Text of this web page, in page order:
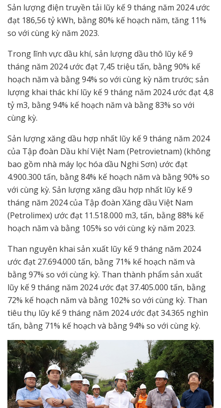
Sản lượng điện truyền tải lũy kế 9 tháng năm 2024 ước
đạt 186,56 tỷ kWh, bằng 80% kế hoạch năm, tăng 11%
so với cùng kỳ năm 2023.
Trong lĩnh vực dầu khí, sản lượng dầu thô lũy kế 9
tháng năm 2024 ước đạt 7,45 triệu tấn, bằng 90% kế
hoạch năm và bằng 94% so với cùng kỳ năm trước; sản
lượng khai thác khí lũy kế 9 tháng năm 2024 ước đạt 4,8
tỷ m3, bằng 94% kế hoạch năm và bằng 83% so với
cùng kỳ.
Sản lượng xăng dầu hợp nhất lũy kế 9 tháng năm 2024
của Tập đoàn Dầu khí Việt Nam (Petrovietnam) (không
bao gồm nhà máy lọc hóa dầu Nghi Sơn) ước đạt
4.900.300 tấn, bằng 84% kế hoạch năm và bằng 90% so
với cùng kỳ. Sản lượng xăng dầu hợp nhất lũy kế 9
tháng năm 2024 của Tập đoàn Xăng dầu Việt Nam
(Petrolimex) ước đạt 11.518.000 m3, tấn, bằng 88% kế
hoạch năm và bằng 105% so với cùng kỳ năm 2023.
Than nguyên khai sản xuất lũy kế 9 tháng năm 2024
ước đạt 27.694.000 tấn, bằng 71% kế hoạch năm và
bằng 97% so với cùng kỳ. Than thành phẩm sản xuất
lũy kế 9 tháng năm 2024 ước đạt 37.405.000 tấn, bằng
72% kế hoạch năm và bằng 102% so với cùng kỳ. Than
tiêu thụ lũy kế 9 tháng năm 2024 ước đạt 34.365 nghìn
tấn, bằng 71% kế hoạch và bằng 94% so với cùng kỳ.